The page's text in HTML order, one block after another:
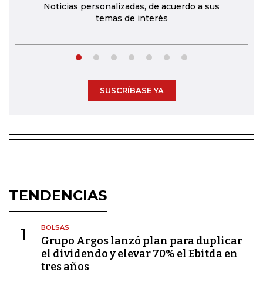
Noticias personalizadas, de acuerdo a sus
temas de interés
SUSCRÍBASE YA
TENDENCIAS
1 BOLSAS
Grupo Argos lanzó plan para duplicar
el dividendo y elevar 70% el Ebitda en
tres años